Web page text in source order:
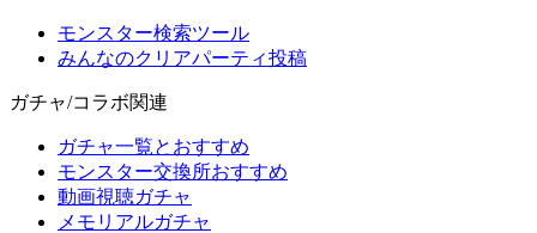
モンスター検索ツール
みんなのクリアパーティ投稿
ガチャ/コラボ関連
ガチャ一覧とおすすめ
モンスター交換所おすすめ
動画視聴ガチャ
メモリアルガチャ